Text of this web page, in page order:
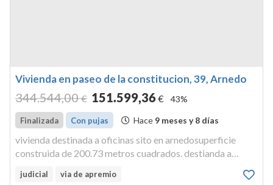
Vivienda en paseo de la constitucion, 39, Arnedo
344.544,00 € 151.599,36€ 43%
Finalizada Con pujas Hace 9 meses y 8 días
vivienda destinada a oficinas sito en arnedosuperficie
construida de 200.73 metros cuadrados. destianda a
judicial via de apremio